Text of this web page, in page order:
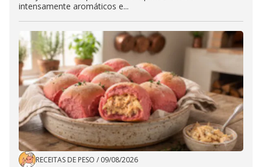
intensamente aromáticos e...
RECEITAS DE PESO / 09/08/2026